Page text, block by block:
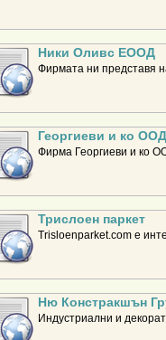
Ники Оливс ЕООД
Фирмата ни представя
Георгиеви и ко
Фирма Георгиеви и ко
Трислоен паркет
Trisloenparket.com е
Ню Констракшън
Индустриални и